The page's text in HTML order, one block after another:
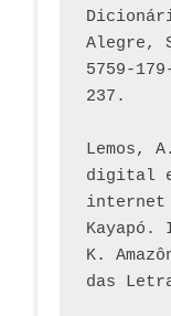
Alegre,
5759-
237.
Lemos,
digital
internet
K.
das